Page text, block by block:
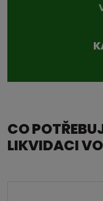
CO
LIKVIDACI